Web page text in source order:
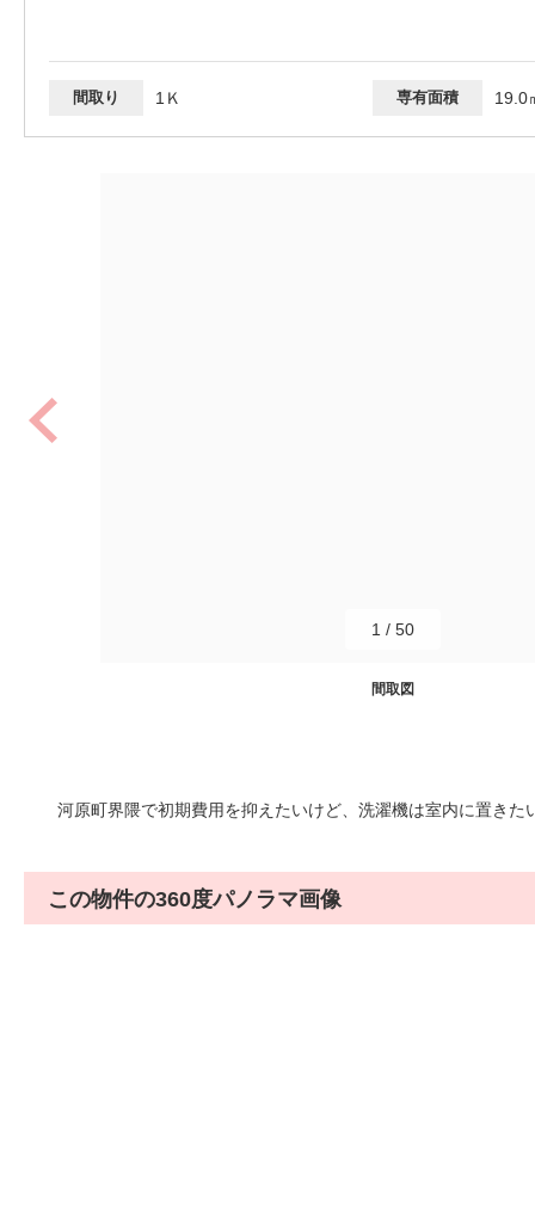
間取り 1Ｋ 専有面積 19.0
間取図
1 / 50
河原町界隈で初期費用を抑えたいけど、洗濯機は室内に置き
この物件の360度パノラマ画像